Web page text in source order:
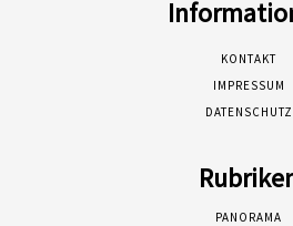
KONTAKT
IMPRESSUM
DATENSCHUTZ
PANORAMA